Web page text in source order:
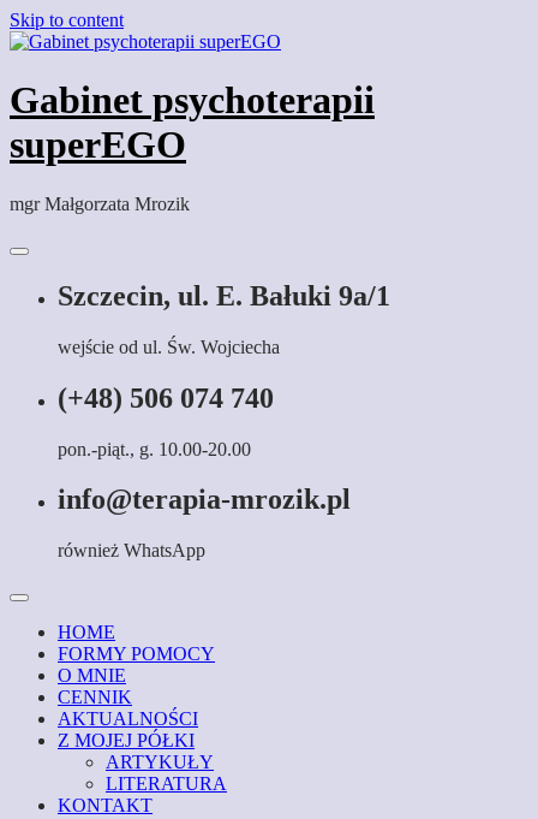
Skip to content
Gabinet psychoterapii
superEGO
mgr Małgorzata Mrozik
Szczecin, ul. E. Bałuki 9a/1
wejście od ul. Św. Wojciecha
(+48) 506 074 740
pon.-piąt., g. 10.00-20.00
info@terapia-mrozik.pl
również WhatsApp
HOME
FORMY POMOCY
O MNIE
CENNIK
AKTUALNOŚCI
Z MOJEJ PÓŁKI
ARTYKUŁY
LITERATURA
KONTAKT